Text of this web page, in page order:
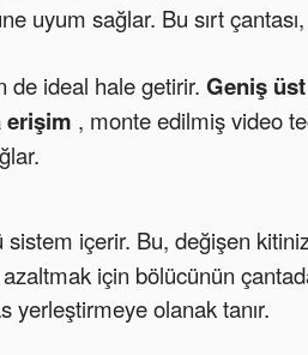
uyum sağlar. Bu sırt
de ideal hale getirir. Geniş
erişim , monte edilmiş video
sistem içerir. Bu, değişen
için bölücünün
yerleştirmeye olanak tanır.